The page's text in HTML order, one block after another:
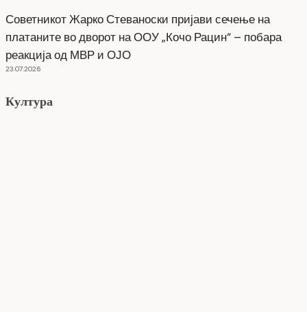
Советникот Жарко Стеваноски пријави сечење на
платаните во дворот на ООУ „Кочо Рацин“ – побара
реакција од МВР и ОЈО
23.07.2026
Култура